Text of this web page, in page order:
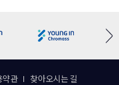
약관 찾아오시는 길